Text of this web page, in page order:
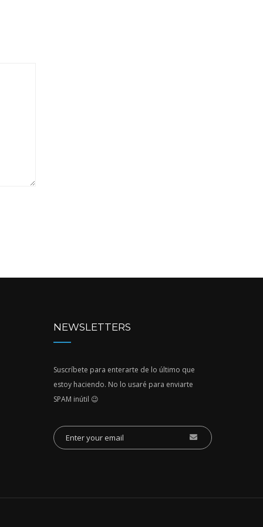
NEWSLETTERS
Suscríbete para enterarte de lo último que
estoy haciendo. No lo usaré para enviarte
SPAM inútil 😉